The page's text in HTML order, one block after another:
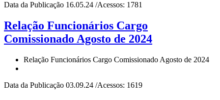
Data da Publicação 16.05.24 /Acessos: 1781
Relação Funcionários Cargo
Comissionado Agosto de 2024
Relação Funcionários Cargo Comissionado Agosto de 2024
Data da Publicação 03.09.24 /Acessos: 1619